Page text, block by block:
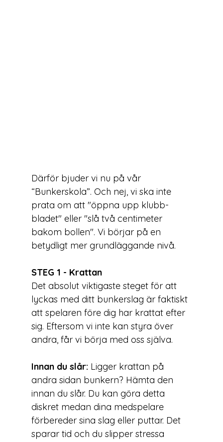
Därför bjuder vi nu på vår
“Bunkerskola”. Och nej, vi ska inte
prata om att "öppna upp klubb-
bladet" eller "slå två centimeter
bakom bollen". Vi börjar på en
betydligt mer grundläggande nivå.
STEG 1 - Krattan
Det absolut viktigaste steget för att
lyckas med ditt bunkerslag är faktiskt
att spelaren före dig har krattat efter
sig. Eftersom vi inte kan styra över
andra, får vi börja med oss själva.
Innan du slår: Ligger krattan på
andra sidan bunkern? Hämta den
innan du slår. Du kan göra detta
diskret medan dina medspelare
förbereder sina slag eller puttar. Det
sparar tid och du slipper stressa